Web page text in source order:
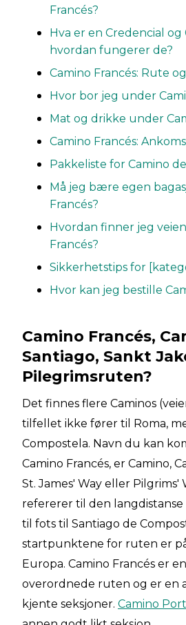
Francés?
Hva er en Credencial og
hvordan fungerer de?
Camino Francés: Rute
Hvor bor jeg under
Mat og drikke under
Camino Francés:
Pakkeliste for Camino
Må jeg bære egen
Francés?
Hvordan finner jeg
Francés?
Sikkerhetstips for
Hvor kan jeg bestille
Camino Francés,
Santiago, Sankt
Pilegrimsruten?
Det finnes flere Caminos
tilfellet ikke fører til Roma,
Compostela. Navn du kan
Camino Francés, er Camino,
St. James' Way eller Pilgrims'
refererer til den
til fots til Santiago de
startpunktene for ruten er
Europa. Camino Francés er
overordnede ruten og er en
kjente seksjoner. Camino